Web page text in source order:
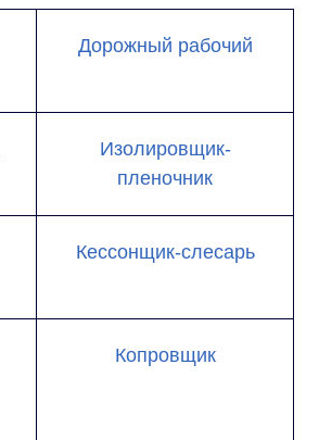
Дорожный рабочий
Изолировщик-
пленочник
Кессонщик-слесарь
Копровщик